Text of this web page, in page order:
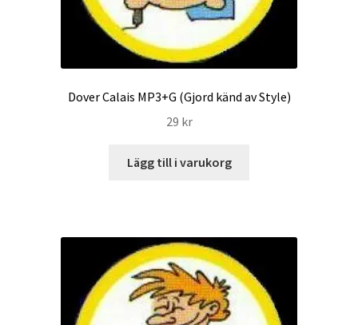
Dover Calais MP3+G (Gjord känd av Style)
29 kr
Lägg till i varukorg